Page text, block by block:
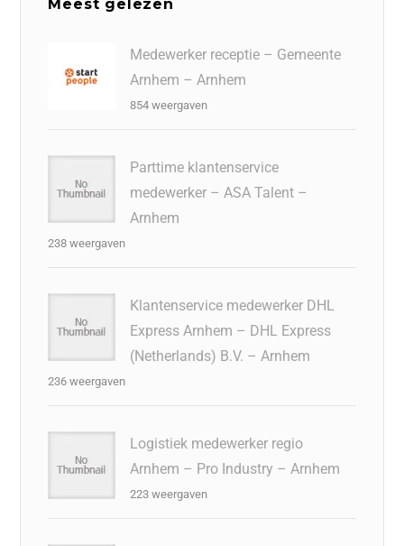
Meest gelezen
Medewerker receptie – Gemeente
Arnhem – Arnhem
854 weergaven
Parttime klantenservice
medewerker – ASA Talent –
Arnhem
238 weergaven
Klantenservice medewerker DHL
Express Arnhem – DHL Express
(Netherlands) B.V. – Arnhem
236 weergaven
Logistiek medewerker regio
Arnhem – Pro Industry – Arnhem
223 weergaven